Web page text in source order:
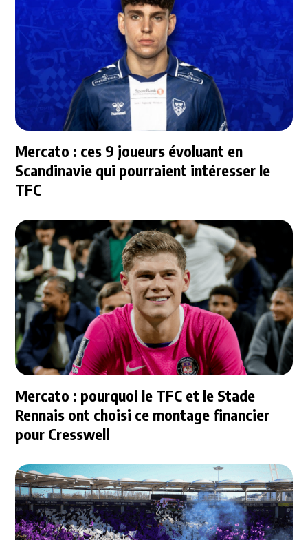
Mercato : ces 9 joueurs évoluant en
Scandinavie qui pourraient intéresser le
TFC
Mercato : pourquoi le TFC et le Stade
Rennais ont choisi ce montage financier
pour Cresswell